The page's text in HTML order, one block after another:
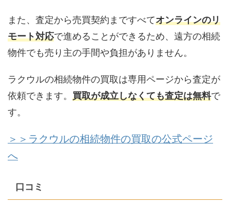
また、査定から売買契約まですべてオンラインのリ
モート対応で進めることができるため、遠方の相続
物件でも売り主の手間や負担がありません。
ラクウルの相続物件の買取は専用ページから査定が
依頼できます。 買取が成立しなくても査定は無料で
す。
＞＞ラクウルの相続物件の買取の公式ページ
へ
口コミ